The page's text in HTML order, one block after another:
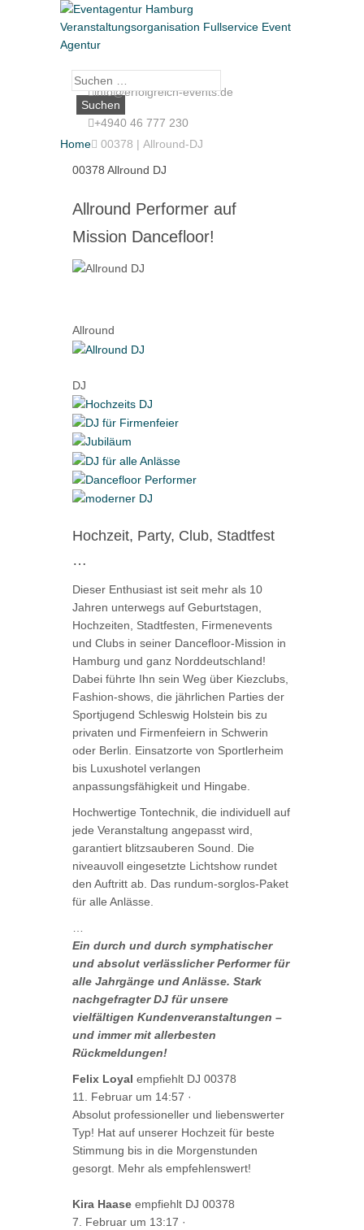
Suche
nach:info@erfolgreich-events.de
+4940 46 777 230
Home 00378 | Allround-DJ
00378 Allround DJ
Allround Performer auf
Mission Dancefloor!
Allround
DJ
Hochzeit, Party, Club, Stadtfest
…
Dieser Enthusiast ist seit mehr als 10
Jahren unterwegs auf Geburtstagen,
Hochzeiten, Stadtfesten, Firmenevents
und Clubs in seiner Dancefloor-Mission in
Hamburg und ganz Norddeutschland!
Dabei führte Ihn sein Weg über Kiezclubs,
Fashion-shows, die jährlichen Parties der
Sportjugend Schleswig Holstein bis zu
privaten und Firmenfeiern in Schwerin
oder Berlin. Einsatzorte von Sportlerheim
bis Luxushotel verlangen
anpassungsfähigkeit und Hingabe.
Hochwertige Tontechnik, die individuell auf
jede Veranstaltung angepasst wird,
garantiert blitzsauberen Sound. Die
niveauvoll eingesetzte Lichtshow rundet
den Auftritt ab. Das rundum-sorglos-Paket
für alle Anlässe.
…
Ein durch und durch symphatischer
und absolut verlässlicher Performer für
alle Jahrgänge und Anlässe. Stark
nachgefragter DJ für unsere
vielfältigen Kundenveranstaltungen –
und immer mit allerbesten
Rückmeldungen!
Felix Loyal empfiehlt DJ 00378
11. Februar um 14:57 ·
Absolut professioneller und liebenswerter
Typ! Hat auf unserer Hochzeit für beste
Stimmung bis in die Morgenstunden
gesorgt. Mehr als empfehlenswert!
Kira Haase empfiehlt DJ 00378
7. Februar um 13:17 ·